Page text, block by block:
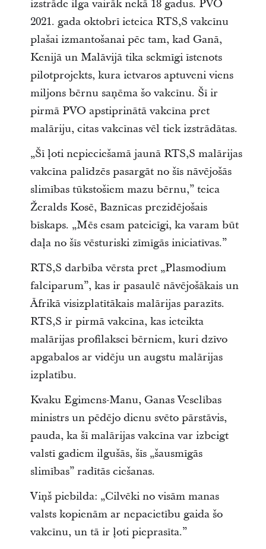
izstrāde ilga vairāk nekā 18 gadus. PVO
2021. gada oktobrī ieteica RTS,S vakcīnu
plašai izmantošanai pēc tam, kad Ganā,
Kenijā un Malāvijā tika sekmīgi īstenots
pilotprojekts, kura ietvaros aptuveni viens
miljons bērnu saņēma šo vakcīnu. Šī ir
pirmā PVO apstiprinātā vakcīna pret
malāriju, citas vakcīnas vēl tiek izstrādātas.
„Šī ļoti nepieciešamā jaunā RTS,S malārijas
vakcīna palīdzēs pasargāt no šīs nāvējošās
slimības tūkstošiem mazu bērnu,” teica
Žeralds Kosē, Baznīcas prezidējošais
bīskaps. „Mēs esam pateicīgi, ka varam būt
daļa no šīs vēsturiski zīmīgās iniciatīvas.”
RTS,S darbība vērsta pret „Plasmodium
falciparum”, kas ir pasaulē nāvējošākais un
Āfrikā visizplatītākais malārijas parazīts.
RTS,S ir pirmā vakcīna, kas ieteikta
malārijas profilaksei bērniem, kuri dzīvo
apgabalos ar vidēju un augstu malārijas
izplatību.
Kvaku Egimens-Manu, Ganas Veselības
ministrs un pēdējo dienu svēto pārstāvis,
pauda, ka šī malārijas vakcīna var izbeigt
valstī gadiem ilgušās, šīs „šausmīgās
slimības” radītās ciešanas.
Viņš piebilda: „Cilvēki no visām manas
valsts kopienām ar nepacietību gaida šo
vakcīnu, un tā ir ļoti pieprasīta.”